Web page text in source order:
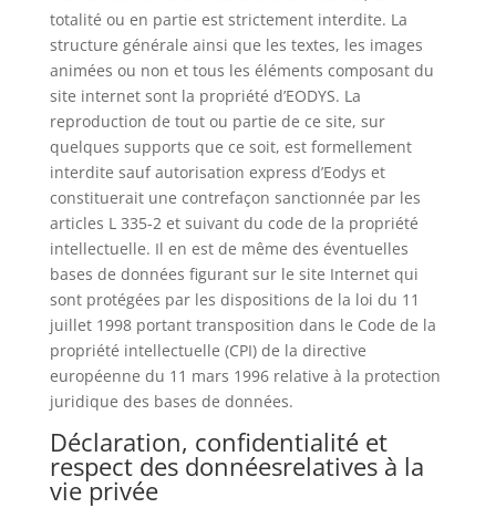
totalité ou en partie est strictement interdite. La
structure générale ainsi que les textes, les images
animées ou non et tous les éléments composant du
site internet sont la propriété d’EODYS. La
reproduction de tout ou partie de ce site, sur
quelques supports que ce soit, est formellement
interdite sauf autorisation express d’Eodys et
constituerait une contrefaçon sanctionnée par les
articles L 335-2 et suivant du code de la propriété
intellectuelle. Il en est de même des éventuelles
bases de données figurant sur le site Internet qui
sont protégées par les dispositions de la loi du 11
juillet 1998 portant transposition dans le Code de la
propriété intellectuelle (CPI) de la directive
européenne du 11 mars 1996 relative à la protection
juridique des bases de données.
Déclaration, confidentialité et
respect des donnéesrelatives à la
vie privée